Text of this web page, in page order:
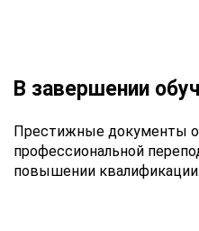
В завершении
Престижные документы о
профессиональной
повышении квалификации.